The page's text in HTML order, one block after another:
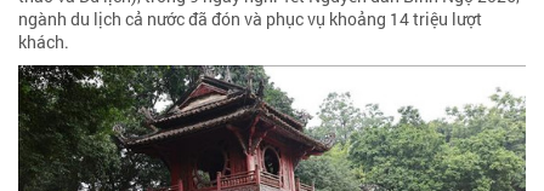
ngành du lịch cả nước đã đón và phục vụ khoảng 14 triệu lượt
khách.